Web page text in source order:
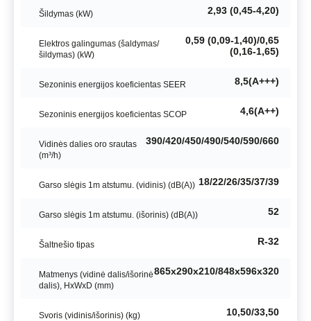
Šildymas (kW) 2,93 (0,45-4,20)
Elektros galingumas (šaldymas/
šildymas) (kW)
0,59 (0,09-1,40)/0,65
(0,16-1,65)
Sezoninis energijos koeficientas SEER 8,5(А+++)
Sezoninis energijos koeficientas SCOP 4,6(А++)
Vidinės dalies oro srautas
(m³/h)
390/420/450/490/540/590/660
Garso slėgis 1m atstumu. (vidinis) (dB(A)) 18/22/26/35/37/39
Garso slėgis 1m atstumu. (išorinis) (dB(A)) 52
Šaltnešio tipas R-32
Matmenys (vidinė dalis/išorinė
dalis), HxWxD (mm)
865х290х210/848х596х320
Svoris (vidinis/išorinis) (kg) 10,50/33,50